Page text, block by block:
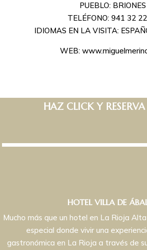
PUEBLO: BRIONES
TELÉFONO: 941 32
IDIOMAS EN LA VISITA:
WEB:
HAZ CLICK Y
HOTEL VILLA DE
Mucho más que un hotel en La Rioja
especial donde vivir una
gastronómica en La Rioja a través de